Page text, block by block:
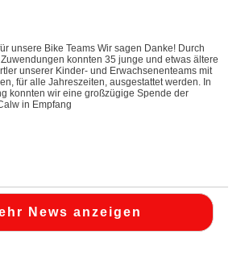
unsere Bike Teams ​Wir sagen Danke! Durch
konnten 35 junge und etwas ältere
unserer Kinder- und Erwachsenenteams mit
für alle Jahreszeiten, ausgestattet werden. In
konnten wir eine großzügige Spende der
in Empfang
News anzeigen